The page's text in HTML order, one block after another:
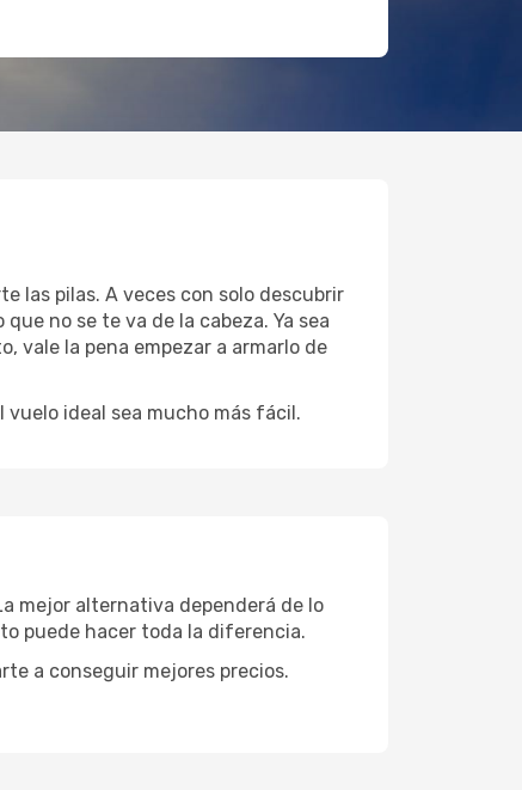
las pilas. A veces con solo descubrir
no se te va de la cabeza. Ya sea
vale la pena empezar a armarlo de
vuelo ideal sea mucho más fácil.
mejor alternativa dependerá de lo
puede hacer toda la diferencia.
a conseguir mejores precios.